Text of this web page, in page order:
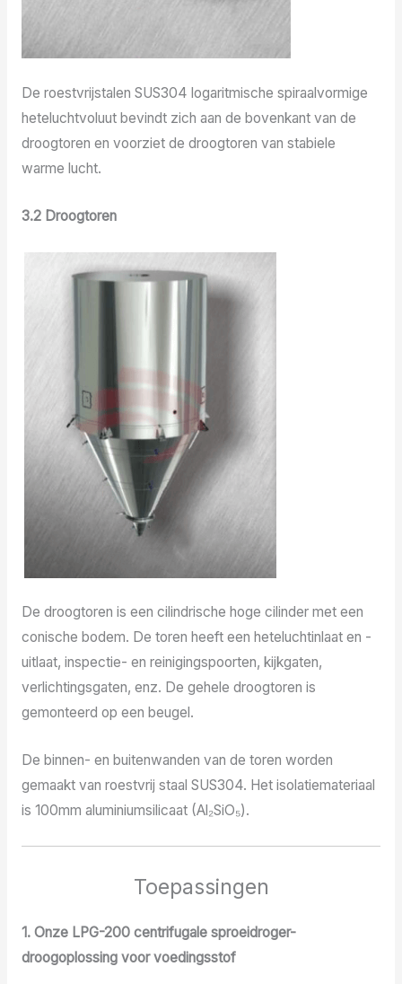
De roestvrijstalen SUS304 logaritmische spiraalvormige
heteluchtvoluut bevindt zich aan de bovenkant van de
droogtoren en voorziet de droogtoren van stabiele
warme lucht.
3.2 Droogtoren
De droogtoren is een cilindrische hoge cilinder met een
conische bodem. De toren heeft een heteluchtinlaat en -
uitlaat, inspectie- en reinigingspoorten, kijkgaten,
verlichtingsgaten, enz. De gehele droogtoren is
gemonteerd op een beugel.
De binnen- en buitenwanden van de toren worden
gemaakt van roestvrij staal SUS304. Het isolatiemateriaal
is 100mm aluminiumsilicaat (Al₂SiO₅).
Toepassingen
1. Onze LPG-200 centrifugale sproeidroger-
droogoplossing voor voedingsstof